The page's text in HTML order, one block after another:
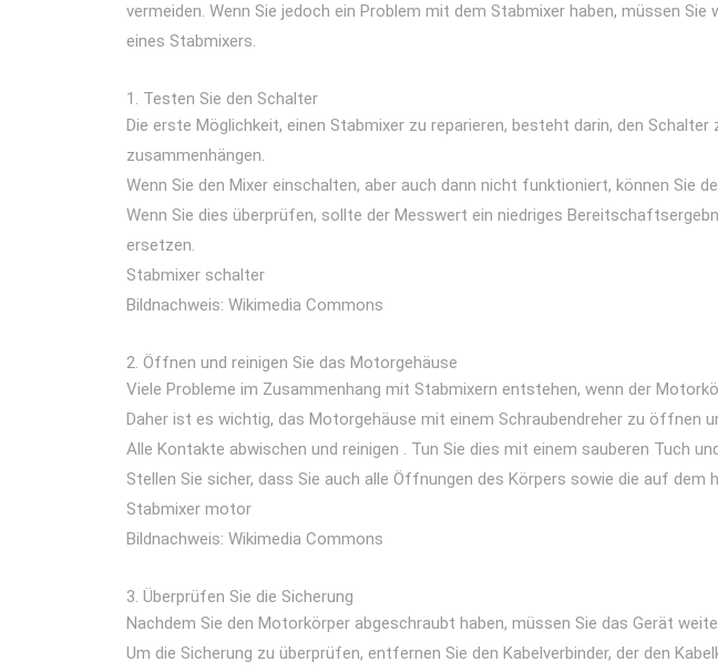
vermeiden. Wenn Sie jedoch ein Problem mit dem Stabmixer haben, müssen
eines Stabmixers.
Testen Sie den Schalter
Die erste Möglichkeit, einen Stabmixer zu reparieren, besteht darin, den
zusammenhängen.
Wenn Sie den Mixer einschalten, aber auch dann nicht funktioniert, können Sie
Wenn Sie dies überprüfen, sollte der Messwert ein niedriges
ersetzen.
Stabmixer schalter
Bildnachweis: Wikimedia Commons
Öffnen und reinigen Sie das Motorgehäuse
Viele Probleme im Zusammenhang mit Stabmixern entstehen, wenn der
Daher ist es wichtig, das Motorgehäuse mit einem Schraubendreher zu öffnen
Alle Kontakte abwischen und reinigen . Tun Sie dies mit einem sauberen Tuch
Stellen Sie sicher, dass Sie auch alle Öffnungen des Körpers sowie die auf dem
Stabmixer motor
Bildnachweis: Wikimedia Commons
Überprüfen Sie die Sicherung
Nachdem Sie den Motorkörper abgeschraubt haben, müssen Sie das Gerät
Um die Sicherung zu überprüfen, entfernen Sie den Kabelverbinder, der den